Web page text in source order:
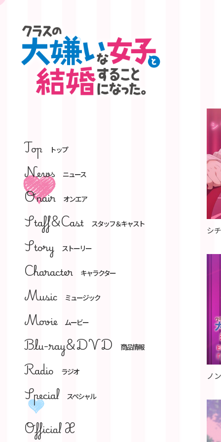
Top トップ
News ニュース
Onair オンエア
Staff&Cast スタッフ＆キャスト
Story ストーリー
Character キャラクター
Music ミュージック
Movie ムービー
Blu-ray&DVD 商品情報
Radio ラジオ
Special スペシャル
Official X
シ
ノ